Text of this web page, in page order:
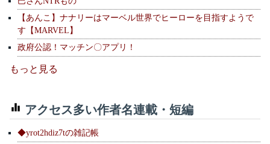
【あんこ】ナナリーはマーベル世界でヒーローを目指すようで
す【MARVEL】
政府公認！マッチン〇アプリ！
もっと見る
アクセス多い作者名連載・短編
◆yrot2hdiz7tの雑記帳